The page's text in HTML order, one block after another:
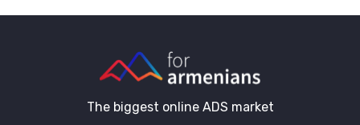
The biggest online ADS market